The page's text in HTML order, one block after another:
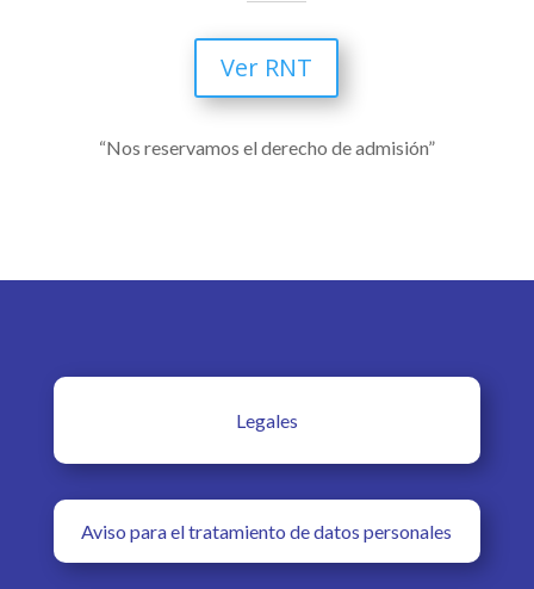
Ver RNT
“Nos reservamos el derecho de admisión”
Legales
Aviso para el tratamiento de datos personales